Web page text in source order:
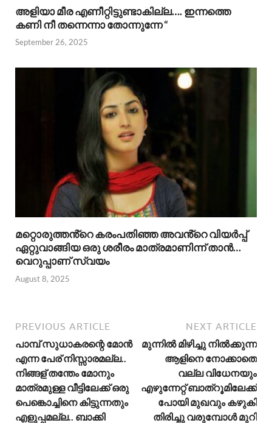
അളിയാ മീര എണീറ്റിട്ടുണ്ടാകില്ല…. ഇന്നത്തെ
കണി നീ തന്നെന്നാ തോന്നുന്നേ “
September 26, 2025
മറ്റൊരുത്തൻ്റെ കരംപതിഞ്ഞ അവൻ്റെ വിയർപ്പ്
ഏറ്റുവാങ്ങിയ ഒരു ശരീരം മാത്രമാണിന്ന് താൻ…
വെറുപ്പാണ് സ്വയം
August 8, 2025
PREVIOUS ARTICLE
പാമ്പ് സുധാകരന്റെ മോൻ
എന്ന പേര് നിസ്സാരമല്ല..
നിങ്ങള് തന്തേം മോനും
മാത്രമുള്ള വീട്ടിലേക്ക് ഒരു
പെങ്കൊച്ചിനെ കിട്ടുന്നതും
എളുപ്പമല്ല.. ബാക്കി
NEXT ARTICLE
മുന്നിൽ മിഴിച്ചു നിൽക്കുന്ന
ആളിനെ നോക്കാതെ
വല്ല വിധേനയും
എഴുന്നേറ്റ് ബാത്‌റൂമിലേക്ക്
പോയി മുഖവും കഴുകി
തിരിച്ചു വരുമ്പോൾ മുറി